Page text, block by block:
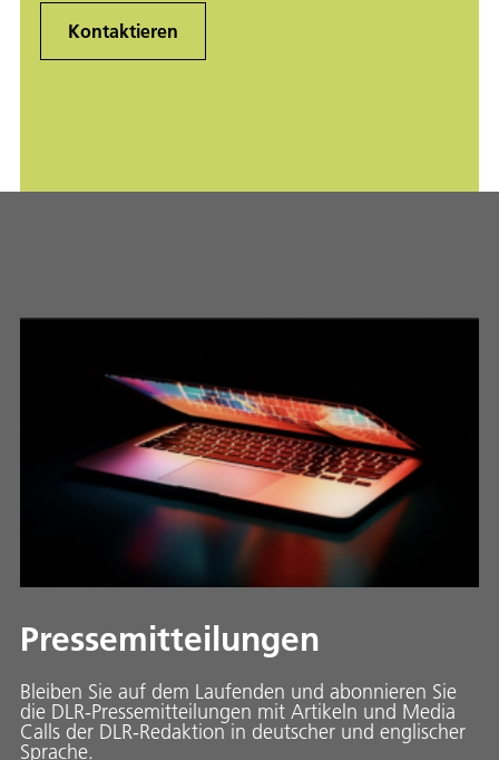
Kontaktieren
Pressemitteilungen
Bleiben Sie auf dem Laufenden und abonnieren Sie
die DLR-Pressemitteilungen mit Artikeln und Media
Calls der DLR-Redaktion in deutscher und englischer
Sprache.